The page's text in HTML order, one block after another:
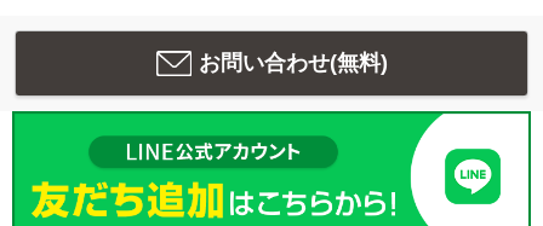
お問い合わせ(無料)